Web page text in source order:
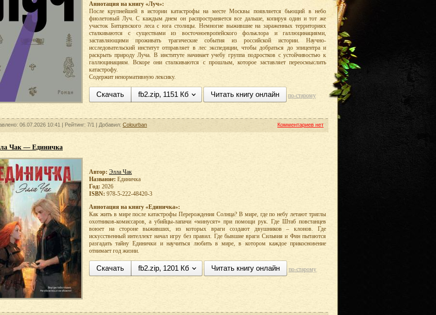
Аннотация на книгу «Луч»:
После крупнейшей в истории катастрофы на месте Москвы появляется бьющий в небо
фиолетовый Луч. С каждым днем он распространяется все дальше, копируя один и тот же
участок Битцевского леса с юга столицы. Немногие выжившие на зараженных территориях
сталкиваются с существами из восточноевропейского фольклора и галлюцинациями,
заставляющими проживать трагические события из российской истории. Научно-
исследовательский институт отправляет в лес экспедиции, чтобы добраться до эпицентра и
раскрыть природу Луча. В институте начинает учебу группа подростков с устойчивостью к
галлюцинациям. Вскоре они сталкиваются с прошлым, которое заставляет переосмыслить
катастрофу.
Содержит ненормативную лексику.
Скачать fb2.zip, 1151 Кб Читать книгу онлайн по-старому
06.07.2026 10:41 | Рейтинг: 7/1 | Добавил: Colourban Комментариев нет
Чак — Единичка
Автор: Элла Чак
Название: Единичка
Год: 2026
ISBN: 978-5-222-48420-3
Аннотация на книгу «Единичка»:
Как жить в мире после катастрофы Перерождения Солнца? В мире, где по небу летают триглы
охотников-комиссаров, а убийцы-лапачи «минусят» при помощи рук. Где Штаб повстанцев
воюет на стороне выживших, из которых враги создают двушников – клонов. Где
искусственный интеллект начал игру без правил. Где бывшие враги Сильвия и Фин пытаются
разгадать тайну Единички и научиться любить в мире, в котором каждое прикосновение
отнимает год жизни.
Скачать fb2.zip, 1201 Кб Читать книгу онлайн по-старому